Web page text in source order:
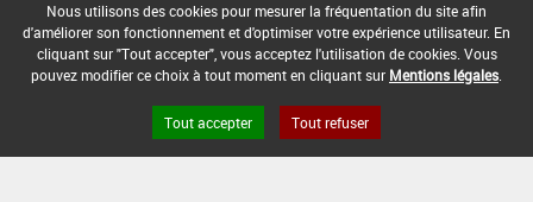
Nous utilisons des cookies pour mesurer la fréquentation du site afin
d'améliorer son fonctionnement et d'optimiser votre expérience utilisateur. En
cliquant sur "Tout accepter", vous acceptez l'utilisation de cookies. Vous
pouvez modifier ce choix à tout moment en cliquant sur Mentions légales
Tout accepter Tout refuser